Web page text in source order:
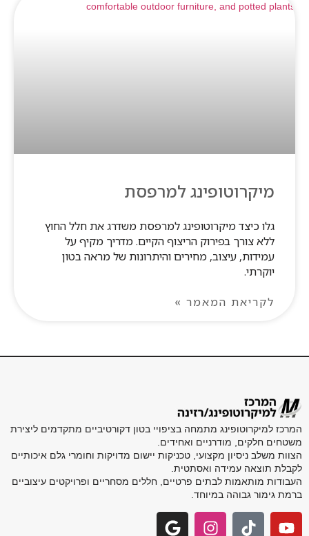
מיקרוטופינג למרפסת
גלו כיצד מיקרוטופינג למרפסת משדרג את חלל החוץ
ללא צורך בפירוק הריצוף הקיים. מדריך מקיף על
עמידות, עיצוב, מחירים והיתרונות של מראה בטון
לקריאת המאמר »
מתמחה בציפויי בטון דקורטיביים מתקדמים ליצירת
חלקים, מודרניים ואחידים.
ניסיון מקצועי, טכניקות יישום מדויקות וחומרי גלם איכותיים
תוצאה עמידה ואסתטית.
מותאמות לבתים פרטיים, חללים מסחריים ופרויקטים עיצוביים
גבוהה במיוחד.